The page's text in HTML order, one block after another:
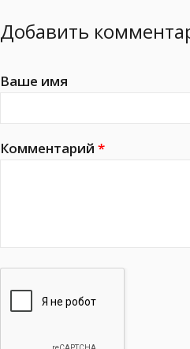
Добавить
Ваше имя
Комментарий *